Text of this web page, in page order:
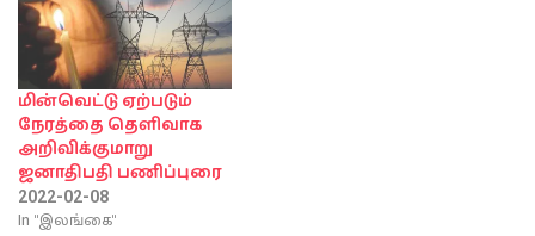
மின்வெட்டு ஏற்படும்
நேரத்தை தெளிவாக
அறிவிக்குமாறு
ஜனாதிபதி பணிப்புரை
2022-02-08
In "இலங்கை"